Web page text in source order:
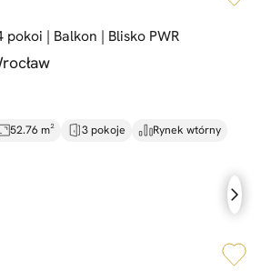
pokoi | Balkon | Blisko PWR
52.76 m² 3 pokoje
Rynek wtórny